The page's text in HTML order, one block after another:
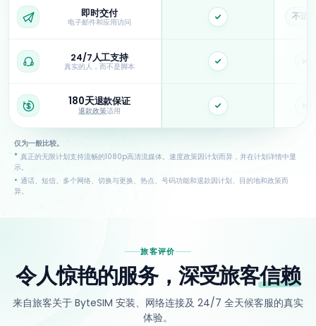
即时交付
电子邮件和应用访问 是 不适
24/7人工支持
真实的人，而不是脚本 是
180天退款保证
退款政策适用 是
仅为一般比较。
* 真正的无限计划支持流畅的1080p高清流媒体。速度政策因计划而异，并在计划详情中显
示。
• 通话、短信、多个网络、切换与更换、热点、号码功能和退款因计划、目的地和政策而
异。
旅客评价
令人惊艳的服务，深受旅客信赖
来自旅客关于 ByteSIM 安装、网络连接及 24/7 全天候客服的真实
体验。